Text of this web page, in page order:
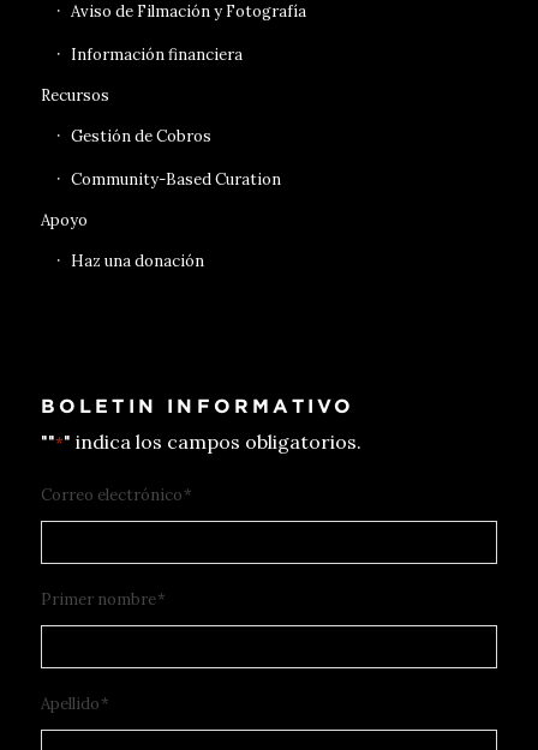
Aviso de Filmación y Fotografía
Información financiera
Recursos
Gestión de Cobros
Community-Based Curation
Apoyo
Haz una donación
BOLETIN INFORMATIVO
""*" indica los campos obligatorios.
Correo electrónico*
Primer nombre*
Apellido*